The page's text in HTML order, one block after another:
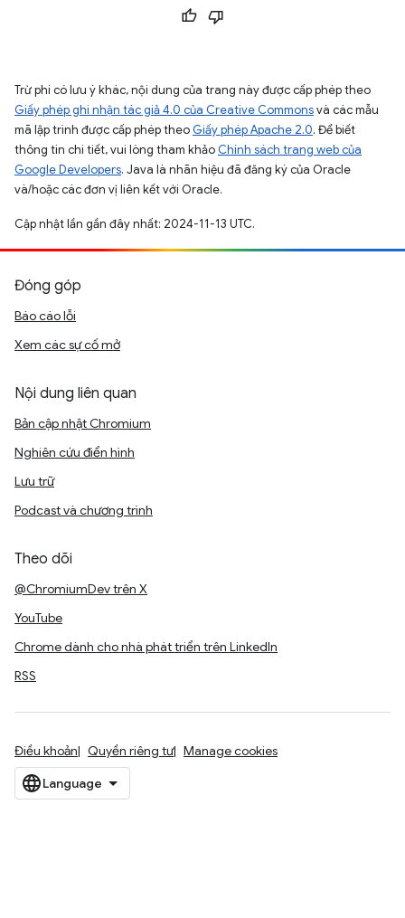
Trừ phi có lưu ý khác, nội dung của trang này được cấp phép theo
Giấy phép ghi nhận tác giả 4.0 của Creative Commonsvà các mẫu
mã lập trình được cấp phép theo Giấy phép Apache 2.0. Để biết
thông tin chi tiết, vui lòng tham khảo Chính sách trang web của
Google Developers. Java là nhãn hiệu đã đăng ký của Oracle
và/hoặc các đơn vị liên kết với Oracle.
Cập nhật lần gần đây nhất: 2024-11-13 UTC.
Đóng góp
Báo cáo lỗi
Xem các sự cố mở
Nội dung liên quan
Bản cập nhật Chromium
Nghiên cứu điển hình
Lưu trữ
Podcast và chương trình
Theo dõi
@ChromiumDev trên X
YouTube
Chrome dành cho nhà phát triển trên LinkedIn
RSS
Điều khoản Quyền riêng tư Manage cookies